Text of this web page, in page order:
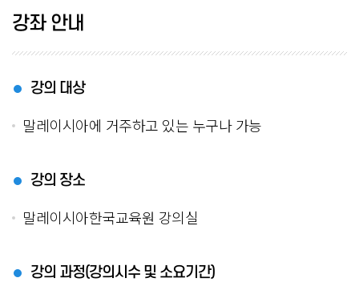
강좌 안내
강의 대상
말레이시아에 거주하고 있는 누구나 가능
강의 장소
말레이시아한국교육원 강의실
강의 과정(강의시수 및 소요기간)